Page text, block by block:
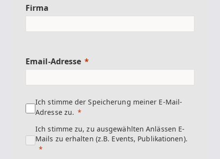
Firma
Email-Adresse
Ich stimme der Speicherung meiner E-Mail-
Adresse zu.
Ich stimme zu, zu ausgewählten Anlässen E-
Mails zu erhalten (z.B. Events, Publikationen).